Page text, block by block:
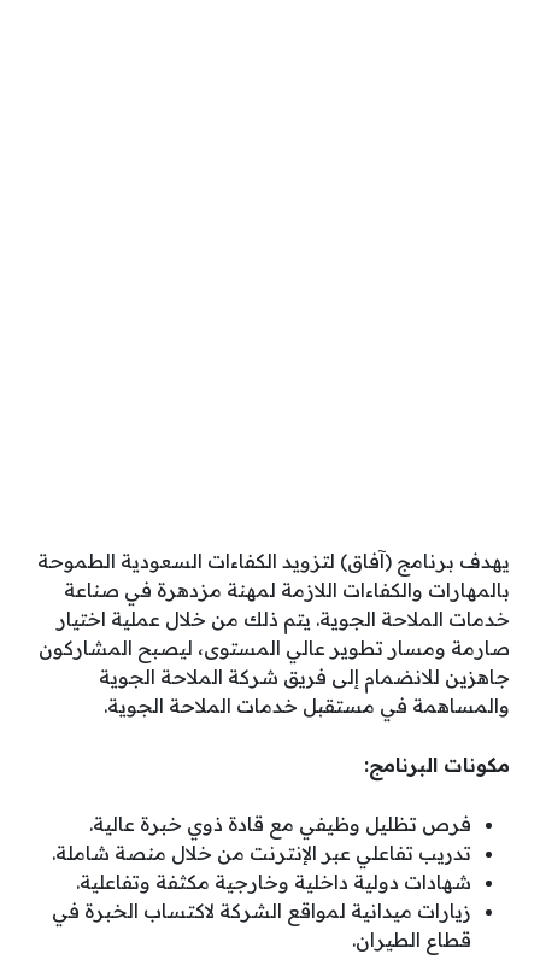
يهدف برنامج (آفاق) لتزويد الكفاءات السعودية الطموحة
بالمهارات والكفاءات اللازمة لمهنة مزدهرة في صناعة
خدمات الملاحة الجوية. يتم ذلك من خلال عملية اختيار
صارمة ومسار تطوير عالي المستوى، ليصبح المشاركون
جاهزين للانضمام إلى فريق شركة الملاحة الجوية
والمساهمة في مستقبل خدمات الملاحة الجوية.
مكونات البرنامج:
فرص تظليل وظيفي مع قادة ذوي خبرة عالية.
تدريب تفاعلي عبر الإنترنت من خلال منصة شاملة.
شهادات دولية داخلية وخارجية مكثفة وتفاعلية.
زيارات ميدانية لمواقع الشركة لاكتساب الخبرة في
قطاع الطيران.